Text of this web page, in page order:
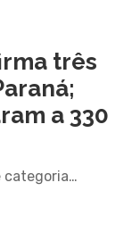
três
a 330
categoria…